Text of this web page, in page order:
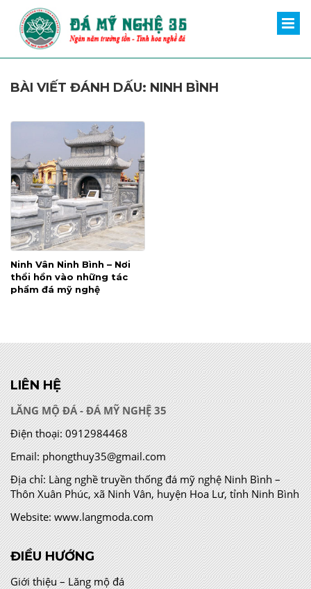
BÀI VIẾT ĐÁNH DẤU: NINH BÌNH
Ninh Vân Ninh Bình – Nơi
thổi hồn vào những tác
phẩm đá mỹ nghệ
LIÊN HỆ
LĂNG MỘ ĐÁ - ĐÁ MỸ NGHỆ 35
Điện thoại: 0912984468
Email: phongthuy35@gmail.com
Địa chỉ:Làng nghề truyền thống đá mỹ nghệ Ninh Bình –
Thôn Xuân Phúc, xã Ninh Vân, huyện Hoa Lư, tỉnh Ninh Bình
Website: www.langmoda.com
ĐIỀU HƯỚNG
Giới thiệu – Lăng mộ đá